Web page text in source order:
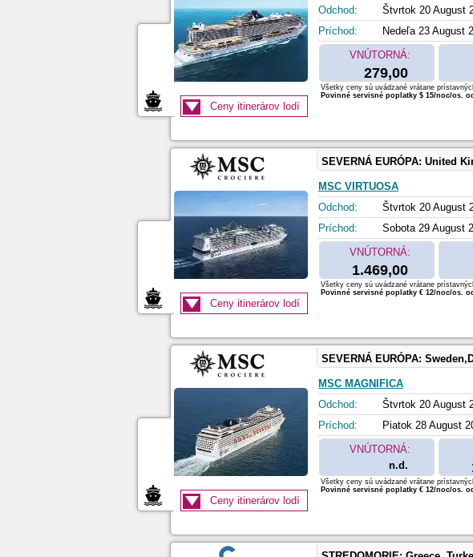
Odchod:
Štvrtok 20 August
Príchod:
Nedeľa 23 August
VNÚTORNÁ:
279,00
Ceny itinerárov lodí
Všetky ceny sú uvádzané vrátane
Povinné servisné poplatky $ 15/noc/os.
SEVERNÁ EURÓPA: United
MSC VIRTUOSA
Odchod:
Štvrtok 20 August
Príchod:
Sobota 29 August
VNÚTORNÁ:
1.469,00
Ceny itinerárov lodí
Všetky ceny sú uvádzané vrátane
Povinné servisné poplatky € 12/noc/os.
SEVERNÁ EURÓPA:
MSC MAGNIFICA
Odchod:
Štvrtok 20 August
Príchod:
Piatok 28 August
VNÚTORNÁ:
n.d.
Ceny itinerárov lodí
Všetky ceny sú uvádzané vrátane
Povinné servisné poplatky € 12/noc/os.